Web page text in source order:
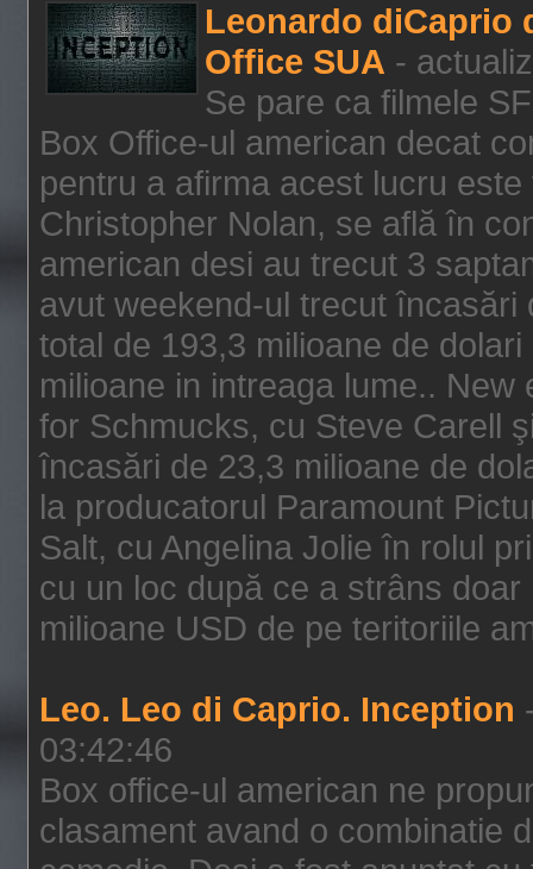
Leonardo diCaprio
Office SUA -
Se pare ca filmele
Box Office-ul american decat
pentru a afirma acest lucru
Christopher Nolan, se află în
american desi au trecut 3
avut weekend-ul trecut încasări
total de 193,3 milioane de
milioane in intreaga lume..
for Schmucks, cu Steve Carell
încasări de 23,3 milioane de
la producatorul Paramount
Salt, cu Angelina Jolie în rolul
cu un loc după ce a strâns
milioane USD de pe teritoriile
Leo. Leo di Caprio. Inception
03:42:46
Box office-ul american ne
clasament avand o combinatie